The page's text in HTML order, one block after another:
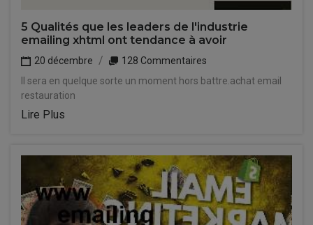
5 Qualités que les leaders de l'industrie
emailing xhtml ont tendance à avoir
20 décembre
128 Commentaires
Il sera en quelque sorte un moment hors battre.achat email
restauration
Lire Plus